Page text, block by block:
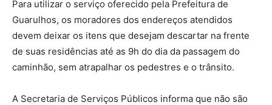
Para utilizar o serviço oferecido pela Prefeitura de
Guarulhos, os moradores dos endereços atendidos
devem deixar os itens que desejam descartar na frente
de suas residências até as 9h do dia da passagem do
caminhão, sem atrapalhar os pedestres e o trânsito.
A Secretaria de Serviços Públicos informa que não são